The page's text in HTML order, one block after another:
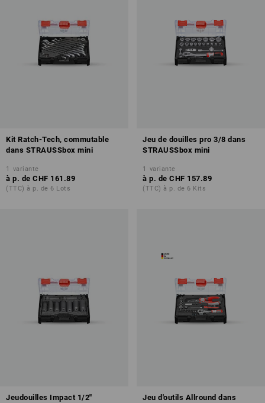
Kit Ratch-Tech, commutable
dans STRAUSSbox mini
1 variante
à p. de CHF 161.89
(TTC) à p. de 6 Lots
Jeu de douilles pro 3/8 dans
STRAUSSbox mini
1 variante
à p. de CHF 157.89
(TTC) à p. de 6 Kits
Jeudouilles Impact 1/2"
Jeu d'outils Allround dans